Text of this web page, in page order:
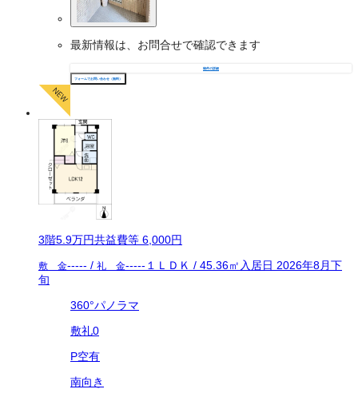
最新情報は、お問合せで確認できます
物件の詳細
フォームでお問い合わせ（無料）
3階5.9万円共益費等 6,000円
敷 金----- / 礼 金----- １ＬＤＫ / 45.36㎡ 入居日 2026年8月下
旬
360°パノラマ
敷礼0
P空有
南向き